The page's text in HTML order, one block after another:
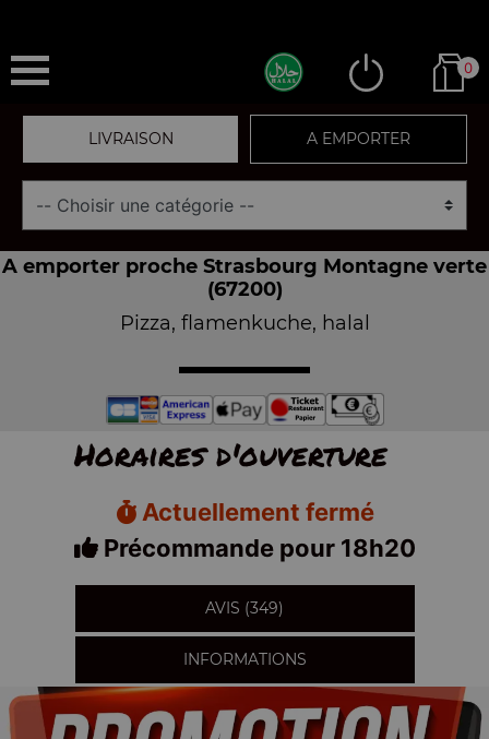
0
LIVRAISON A EMPORTER
A emporter proche Strasbourg Montagne verte
(67200)
Pizza, flamenkuche, halal
Horaires d'ouverture
Actuellement fermé
Précommande pour 18h20
AVIS (349)
INFORMATIONS